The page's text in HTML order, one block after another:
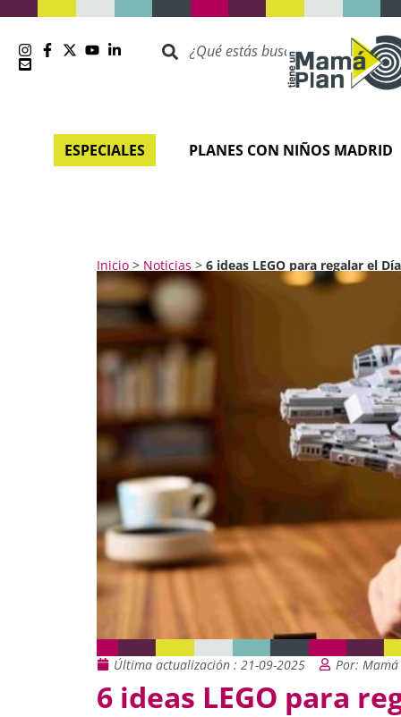
ESPECIALES PLANES CON NIÑOS MADRID
Inicio> Noticias > 6 ideas LEGO para regalar el
Última actualización : 21-09-2025 Por:
6 ideas LEGO para